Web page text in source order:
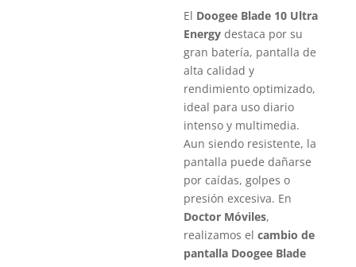
El Doogee Blade 10 Ultra
Energy destaca por su
gran batería, pantalla de
alta calidad y
rendimiento optimizado,
ideal para uso diario
intenso y multimedia.
Aun siendo resistente, la
pantalla puede dañarse
por caídas, golpes o
presión excesiva. En
Doctor Móviles,
realizamos elcambio de
pantalla Doogee Blade